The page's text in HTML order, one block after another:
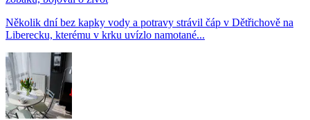
Několik dní bez kapky vody a potravy strávil čáp v Dětřichově na
Liberecku, kterému v krku uvízlo namotané...